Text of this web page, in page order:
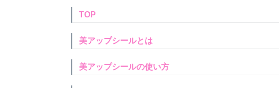
TOP
美アップシールとは
美アップシールの使い方